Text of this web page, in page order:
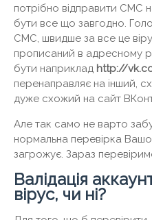
потрібно відправити СМС
бути все що завгодно.
СМС, швидше за все це
прописаний в адресному
бути наприклад http://
перенаправляє на інший,
дуже схожий на сайт
Але так само не варто
нормальна перевірка
загрожує. Зараз
Валідація
вірус, чи ні?